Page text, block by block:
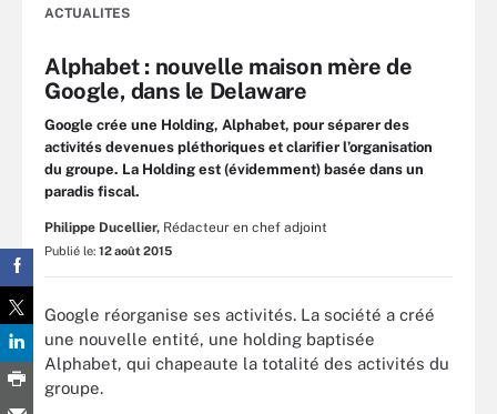
ACTUALITES
Alphabet : nouvelle maison mère de
Google, dans le Delaware
Google crée une Holding, Alphabet, pour séparer des
activités devenues pléthoriques et clarifier l’organisation
du groupe. La Holding est (évidemment) basée dans un
paradis fiscal.
Philippe Ducellier, Rédacteur en chef adjoint
Publié le: 12 août 2015
Google réorganise ses activités. La société a créé
une nouvelle entité, une holding baptisée
Alphabet, qui chapeaute la totalité des activités du
groupe.